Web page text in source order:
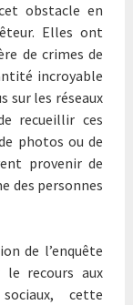
obstacle en
Elles ont
de crimes de
incroyable
sur les réseaux
recueillir ces
photos ou de
provenir de
des personnes
de l’enquête
recours aux
cette